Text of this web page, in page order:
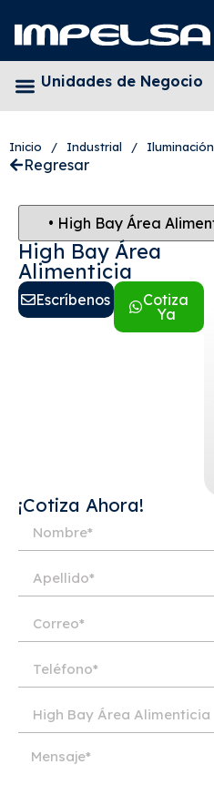
Unidades de Negocio
Inicio / Industrial / Iluminación
Regresar
High Bay Área
Alimenticia
Escríbenos
Cotiza
Ya
¡Cotiza Ahora!